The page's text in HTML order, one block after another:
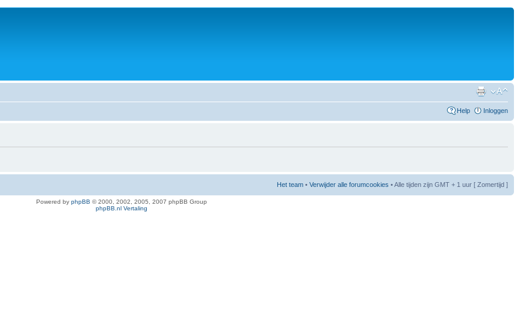
Help Inloggen
Het team • Verwijder alle forumcookies • Alle tijden zijn GMT + 1 uur [ Zomertijd ]
Powered by phpBB © 2000, 2002, 2005, 2007 phpBB Group
phpBB.nl Vertaling